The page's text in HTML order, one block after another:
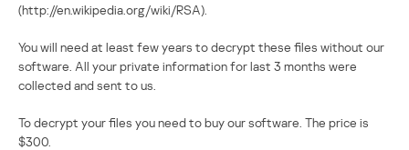
(http://en.wikipedia.org/wiki/RSA).
You will need at least few years to decrypt these files without our
software. All your private information for last 3 months were
collected and sent to us.
To decrypt your files you need to buy our software. The price is
$300.